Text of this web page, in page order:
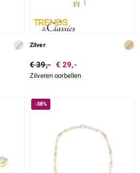
Zilver
€ 39,- € 29,-
Zilveren oorbellen
-38%